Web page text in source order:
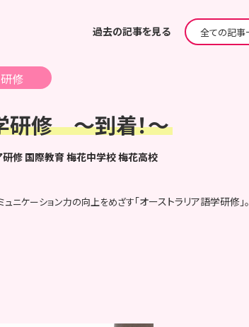
過去の記事を見る
修
研修 ～到着！～
研修 国際教育梅花中学校梅花高校
ニケーション力の向上をめざす「オーストラリア語学研修」。